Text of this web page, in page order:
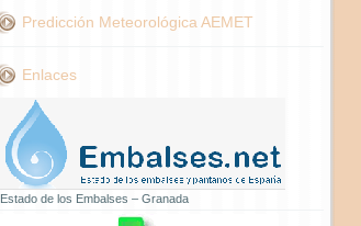
Predicción Meteorológica AEMET
Enlaces
Estado de los Embalses – Granada